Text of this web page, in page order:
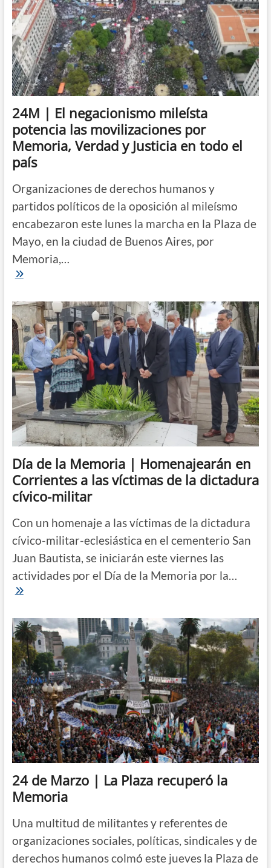
24M | El negacionismo mileísta
potencia las movilizaciones por
Memoria, Verdad y Justicia en todo el
país
Organizaciones de derechos humanos y
partidos políticos de la oposición al mileísmo
encabezaron este lunes la marcha en la Plaza de
Mayo, en la ciudad de Buenos Aires, por
Memoria,…
24M
negacionismo
mileísta
potencia
las
movilizaciones
por
Memoria,
Verdad
Justicia
en
todo
el
país
Día de la Memoria | Homenajearán en
Corrientes a las víctimas de la dictadura
cívico-militar
Con un homenaje a las víctimas de la dictadura
cívico-militar-eclesiástica en el cementerio San
Juan Bautista, se iniciarán este viernes las
actividades por el Día de la Memoria por la…
Día
Memoria
|
Homenajearán
en
Corrientes
a
las
víctimas
de
la
dictadura
cívico-
militar
24 de Marzo | La Plaza recuperó la
Memoria
Una multitud de militantes y referentes de
organizaciones sociales, políticas, sindicales y de
derechos humanos colmó este jueves la Plaza de